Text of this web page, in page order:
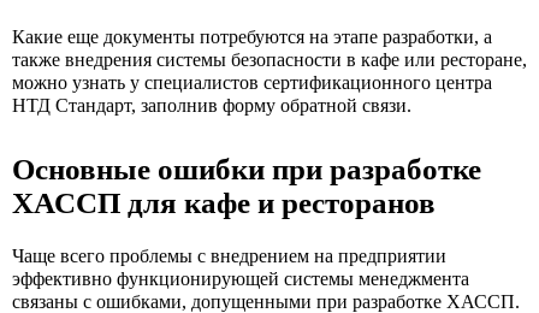
Какие еще документы потребуются на этапе разработки, а
также внедрения системы безопасности в кафе или ресторане,
можно узнать у специалистов сертификационного центра
НТД Стандарт, заполнив форму обратной связи.
Основные ошибки при разработке
ХАССП для кафе и ресторанов
Чаще всего проблемы с внедрением на предприятии
эффективно функционирующей системы менеджмента
связаны с ошибками, допущенными при разработке ХАССП.